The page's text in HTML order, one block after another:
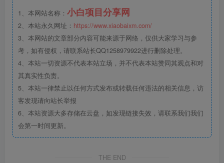
1、本网站名称： 小白项目分享网
2、本站永久网址： https://www.xiaobaixm.com/
3、本网站的文章部分内容可能来源于网络，仅供大家学习与参
考，如有侵权，请联系站长QQ1258979922进行删除处理。
4、本站一切资源不代表本站立场，并不代表本站赞同其观点和对
其真实性负责。
5、本站一律禁止以任何方式发布或转载任何违法的相关信息，访
客发现请向站长举报
6、本站资源大多存储在云盘，如发现链接失效，请联系我们我们
会第一时间更新。
THE END